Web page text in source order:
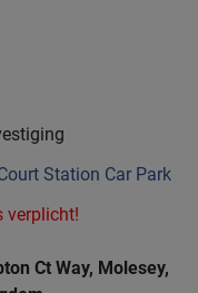
Station Car Park
verplicht!
Ct Way, Molesey,